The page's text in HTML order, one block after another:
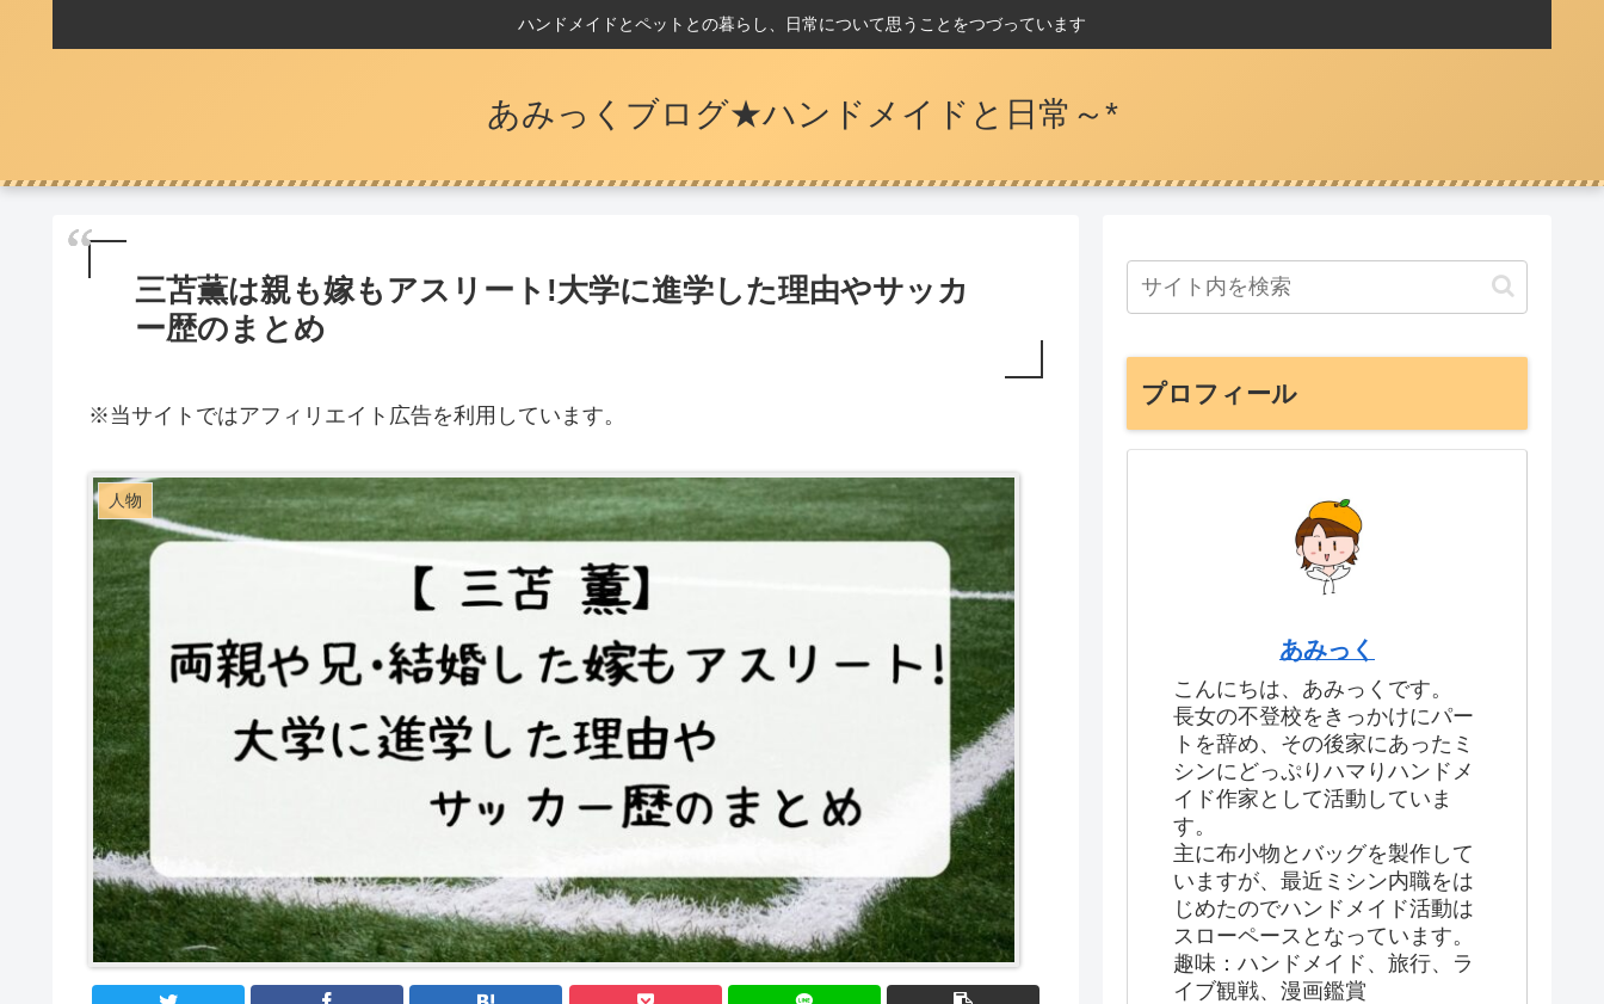
ハンドメイドとペットとの暮らし、日常について思うことをつづっています
あみっくブログ★ハンドメイドと日常～*
三苫薫は親も嫁もアスリート!大学に進学した理由やサッカ
ー歴のまとめ
※当サイトではアフィリエイト広告を利用しています。
人物
プロフィール
あみっく
こんにちは、あみっくです。
長女の不登校をきっかけにパー
トを辞め、その後家にあったミ
シンにどっぷりハマりハンドメ
イド作家として活動していま
す。
主に布小物とバッグを製作して
いますが、最近ミシン内職をは
じめたのでハンドメイド活動は
スローペースとなっています。
趣味：ハンドメイド、旅行、ラ
イブ観戦、漫画鑑賞